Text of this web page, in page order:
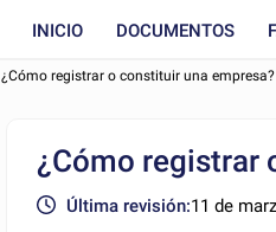
INICIO DOCUMENTOS
¿Cómo registrar o constituir una empresa?
¿Cómo registrar
Última revisión:11 de